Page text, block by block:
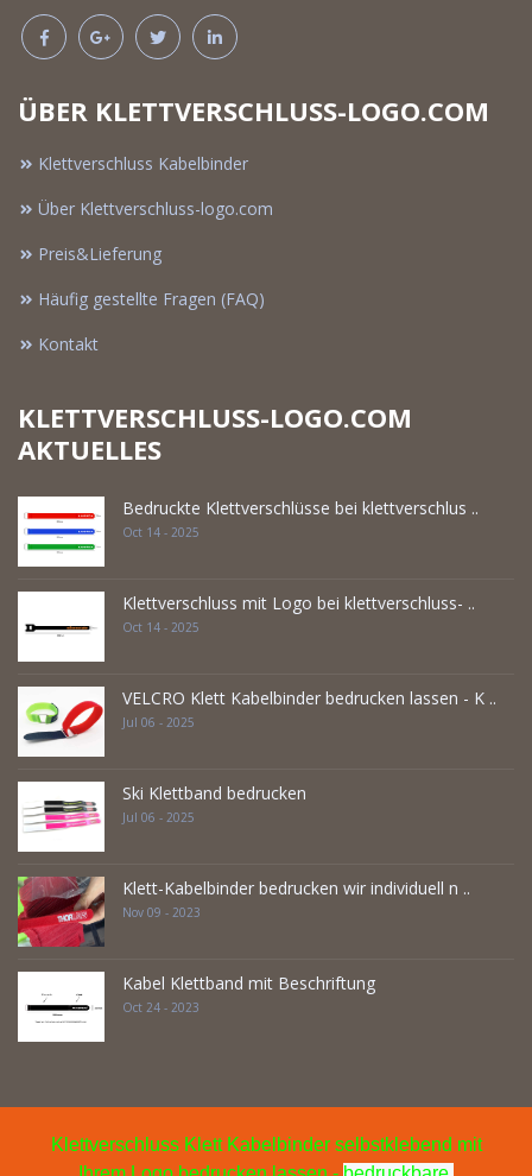
ÜBER KLETTVERSCHLUSS-LOGO.COM
Klettverschluss Kabelbinder
Über Klettverschluss-logo.com
Preis&Lieferung
Häufig gestellte Fragen (FAQ)
Kontakt
KLETTVERSCHLUSS-LOGO.COM
AKTUELLES
Bedruckte Klettverschlüsse bei klettverschlus ..
Oct 14 - 2025
Klettverschluss mit Logo bei klettverschluss- ..
Oct 14 - 2025
VELCRO Klett Kabelbinder bedrucken lassen - K ..
Jul 06 - 2025
Ski Klettband bedrucken
Jul 06 - 2025
Klett-Kabelbinder bedrucken wir individuell n ..
Nov 09 - 2023
Kabel Klettband mit Beschriftung
Oct 24 - 2023
Klettverschluss Klett Kabelbinder selbstklebend mit